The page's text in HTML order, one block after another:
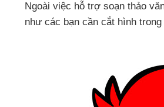
Ngoài việc hỗ trợ soạn thảo
như các bạn cần cắt hình trong